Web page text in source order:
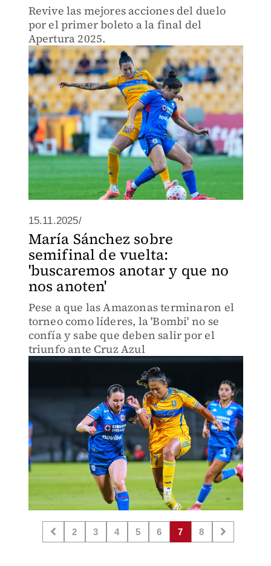
Revive las mejores acciones del duelo
por el primer boleto a la final del
Apertura 2025.
15.11.2025/
María Sánchez sobre
semifinal de vuelta:
'buscaremos anotar y que no
nos anoten'
Pese a que las Amazonas terminaron el
torneo como líderes, la 'Bombi' no se
confía y sabe que deben salir por el
triunfo ante Cruz Azul
2 3 4 5 6 7 8